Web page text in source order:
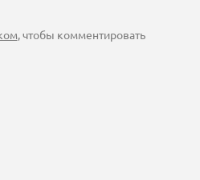
, чтобы комментировать